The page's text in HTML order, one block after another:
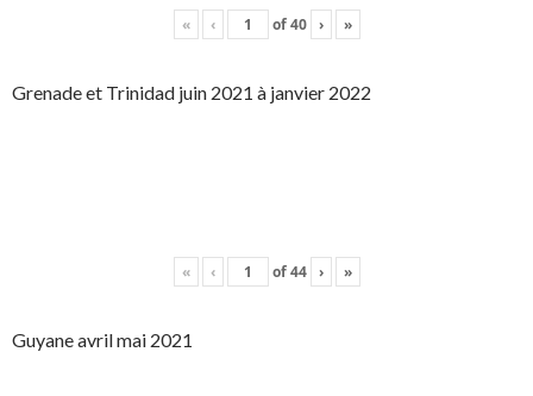
« ‹ of40 › »
Grenade et Trinidad juin 2021 à janvier 2022
« ‹ of44 › »
Guyane avril mai 2021